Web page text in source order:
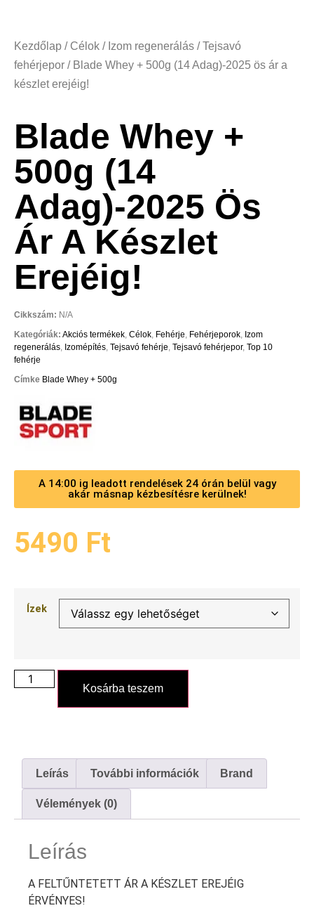
Kezdőlap / Célok / Izom regenerálás /Tejsavó
fehérjepor / Blade Whey + 500g (14 Adag)-2025 ös ár a
készlet erejéig!
Blade Whey +
500g (14
Adag)-2025 Ös
Ár A Készlet
Erejéig!
Cikkszám: N/A
Kategóriák: Akciós termékek, Célok, Fehérje, Fehérjeporok, Izom
regenerálás, Izomépítés, Tejsavó fehérje, Tejsavó fehérjepor, Top 10
fehérje
Címke Blade Whey + 500g
A 14:00 ig leadott rendelések 24 órán belül vagy
akár másnap kézbesítésre kerülnek!
5490 Ft
Ízek
Kosárba teszem
Leírás További információk Brand
Vélemények (0)
Leírás
A FELTŰNTETETT ÁR A KÉSZLET EREJÉIG
ÉRVÉNYES!